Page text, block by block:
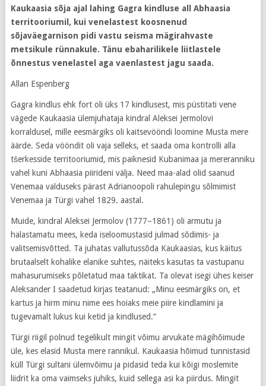
Kaukaasia sõja ajal lahing Gagra kindluse all Abhaasia
territooriumil, kui venelastest koosnenud
sõjaväegarnison pidi vastu seisma mägirahvaste
metsikule rünnakule. Tänu ebaharilikele liitlastele
õnnestus venelastel aga vaenlastest jagu saada.
Allan Espenberg
Gagra kindlus ehk fort oli üks 17 kindlusest, mis püstitati vene
vägede Kaukaasia ülemjuhataja kindral Aleksei Jermolovi
korraldusel, mille eesmärgiks oli kaitsevööndi loomine Musta mere
äärde. Seda vööndit oli vaja selleks, et saada oma kontrolli alla
tšerkesside territooriumid, mis paiknesid Kubanimaa ja mereranniku
vahel kuni Abhaasia piirideni välja. Need maa-alad olid saanud
Venemaa valduseks pärast Adrianoopoli rahulepingu sõlmimist
Venemaa ja Türgi vahel 1829. aastal.
Muide, kindral Aleksei Jermolov (1777–1861) oli armutu ja
halastamatu mees, keda iseloomustasid julmad sõdimis- ja
valitsemisvõtted. Ta juhatas vallutussõda Kaukaasias, kus käitus
brutaalselt kohalike elanike suhtes, näiteks kasutas ta vastupanu
mahasurumiseks põletatud maa taktikat. Ta olevat isegi ühes keiser
Aleksander I saadetud kirjas teatanud: „Minu eesmärgiks on, et
kartus ja hirm minu nime ees hoiaks meie piire kindlamini ja
tugevamalt lukus kui ketid ja kindlused.“
Türgi riigil polnud tegelikult mingit võimu arvukate mägihõimude
üle, kes elasid Musta mere rannikul. Kaukaasia hõimud tunnistasid
küll Türgi sultani ülemvõimu ja pidasid teda kui kõigi moslemite
liidrit ka oma vaimseks juhiks, kuid sellega asi ka piirdus. Mingit